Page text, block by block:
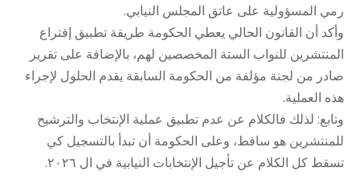
رمي المسؤولية على عاتق المجلس النيابي.
وأكد أن القانون الحالي يعطي الحكومة طريقة تطبيق إقتراع
المنتشرين للنواب الستة المخصصين لهم، بالإضافة على تقرير
صادر من لجنة مؤلفة من الحكومة السابقة يقدم الحلول لإجراء
هذه العملية.
وتابع: لذلك فالكلام عن عدم تطبيق عملية الإنتخاب والترشيح
للمنتشرين هو ساقط، وعلى الحكومة أن تبدأ بالتسجيل كي
تسقط كل الكلام عن تأجيل الإنتخابات النيابية في ال ٢٠٢٦.